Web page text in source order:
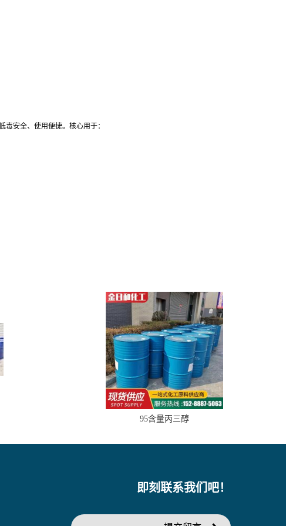
毒安全、使用便捷。核心用于：
95含量丙三醇
即刻联系我们吧！